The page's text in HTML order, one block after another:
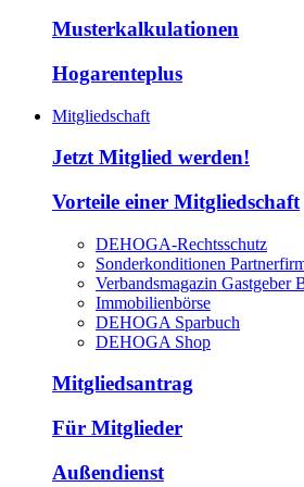
Musterkalkulationen
Hogarenteplus
Mitgliedschaft
Jetzt Mitglied werden!
Vorteile einer Mitgliedschaft
DEHOGA-Rechtsschutz
Sonderkonditionen
Verbandsmagazin Gastgeber
Immobilienbörse
DEHOGA Sparbuch
DEHOGA Shop
Mitgliedsantrag
Für Mitglieder
Außendienst